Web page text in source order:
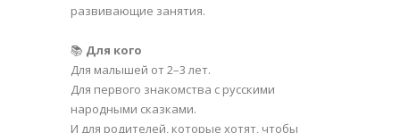
развивающие занятия.
📚 Для кого
Для малышей от 2–3 лет.
Для первого знакомства с русскими
народными сказками.
И для родителей, которые хотят, чтобы